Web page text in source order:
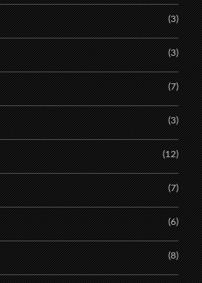
(3)
(3)
(7)
(3)
(12)
(7)
(6)
(8)